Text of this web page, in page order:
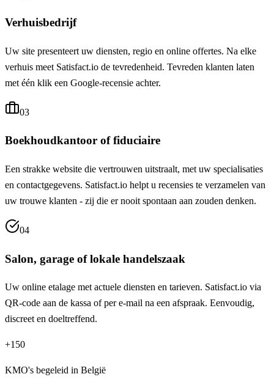
Verhuisbedrijf
Uw site presenteert uw diensten, regio en online offertes. Na elke
verhuis meet Satisfact.io de tevredenheid. Tevreden klanten laten
met één klik een Google-recensie achter.
03
Boekhoudkantoor of fiduciaire
Een strakke website die vertrouwen uitstraalt, met uw specialisaties
en contactgegevens. Satisfact.io helpt u recensies te verzamelen van
uw trouwe klanten - zij die er nooit spontaan aan zouden denken.
04
Salon, garage of lokale handelszaak
Uw online etalage met actuele diensten en tarieven. Satisfact.io via
QR-code aan de kassa of per e-mail na een afspraak. Eenvoudig,
discreet en doeltreffend.
+150
KMO's begeleid in België